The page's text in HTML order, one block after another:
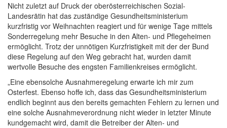
Nicht zuletzt auf Druck der oberösterreichischen Sozial-
Landesrätin hat das zuständige Gesundheitsministerium
kurzfristig vor Weihnachten reagiert und für wenige Tage mittels
Sonderregelung mehr Besuche in den Alten- und Pflegeheimen
ermöglicht. Trotz der unnötigen Kurzfristigkeit mit der der Bund
diese Regelung auf den Weg gebracht hat, wurden damit
wertvolle Besuche des engsten Familienkreises ermöglicht.
„Eine ebensolche Ausnahmeregelung erwarte ich mir zum
Osterfest. Ebenso hoffe ich, dass das Gesundheitsministerium
endlich beginnt aus den bereits gemachten Fehlern zu lernen und
eine solche Ausnahmeverordnung nicht wieder in letzter Minute
kundgemacht wird, damit die Betreiber der Alten- und